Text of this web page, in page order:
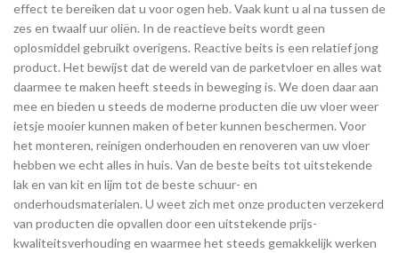
effect te bereiken dat u voor ogen heb. Vaak kunt u al na tussen de
zes en twaalf uur oliën. In de reactieve beits wordt geen
oplosmiddel gebruikt overigens. Reactive beits is een relatief jong
product. Het bewijst dat de wereld van de parketvloer en alles wat
daarmee te maken heeft steeds in beweging is. We doen daar aan
mee en bieden u steeds de moderne producten die uw vloer weer
ietsje mooier kunnen maken of beter kunnen beschermen. Voor
het monteren, reinigen onderhouden en renoveren van uw vloer
hebben we echt alles in huis. Van de beste beits tot uitstekende
lak en van kit en lijm tot de beste schuur- en
onderhoudsmaterialen. U weet zich met onze producten verzekerd
van producten die opvallen door een uitstekende prijs-
kwaliteitsverhouding en waarmee het steeds gemakkelijk werken